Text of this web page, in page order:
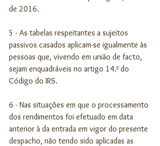
de 2016.
5 - As tabelas respeitantes a sujeitos
passivos casados aplicam-se igualmente às
pessoas que, vivendo em união de facto,
sejam enquadráveis no artigo 14.º do
Código do IRS.
6 - Nas situações em que o processamento
dos rendimentos foi efetuado em data
anterior à da entrada em vigor do presente
despacho, não tendo sido aplicadas as